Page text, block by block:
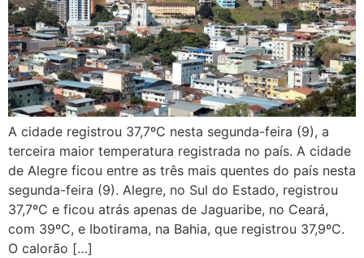
A cidade registrou 37,7ºC nesta segunda-feira (9), a
terceira maior temperatura registrada no país. A cidade
de Alegre ficou entre as três mais quentes do país nesta
segunda-feira (9). Alegre, no Sul do Estado, registrou
37,7ºC e ficou atrás apenas de Jaguaribe, no Ceará,
com 39ºC, e Ibotirama, na Bahia, que registrou 37,9ºC.
O calorão […]